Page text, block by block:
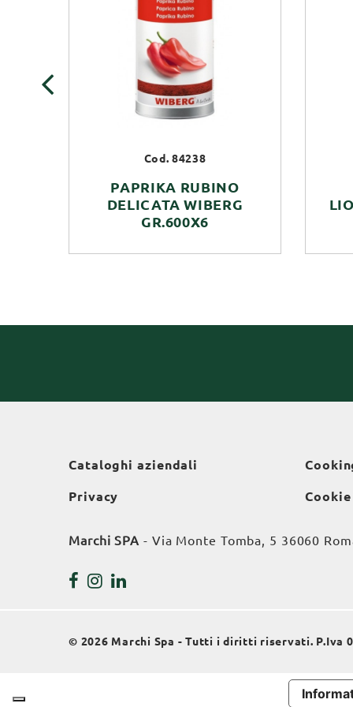
Cod. 84238
PAPRIKA RUBINO
DELICATA WIBERG
GR.600X6
Cataloghi aziendali
Privacy
Marchi SPA - Via Monte Tomba, 5 36060
© 2026 Marchi Spa - Tutti i diritti riservati. P.Iva